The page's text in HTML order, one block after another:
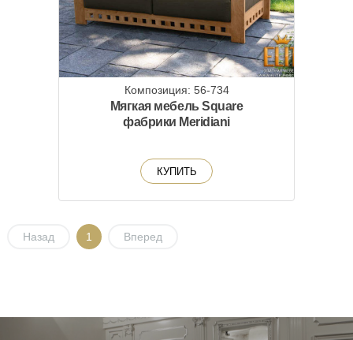
Композиция: 56-734
Мягкая мебель Square
фабрики Meridiani
КУПИТЬ
Назад 1 Вперед